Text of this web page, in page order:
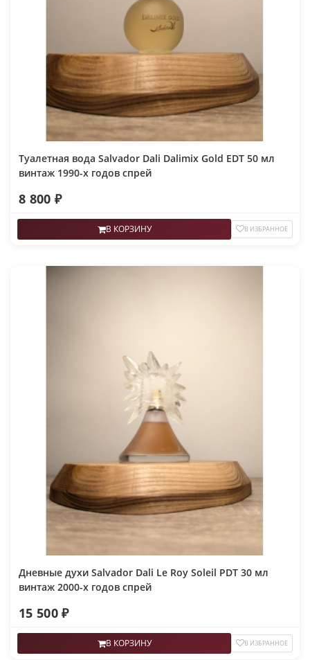
Туалетная вода Salvador Dali Dalimix Gold EDT 50 мл
винтаж 1990-х годов спрей
8 800 ₽
В КОРЗИНУ В ИЗБРАННОЕ
Дневные духи Salvador Dali Le Roy Soleil PDT 30 мл
винтаж 2000-х годов спрей
15 500 ₽
В КОРЗИНУ В ИЗБРАННОЕ